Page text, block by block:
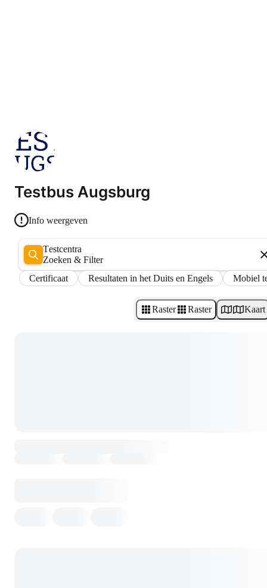
Testbus Augsburg
Info weergeven
Testcentra
Zoeken & Filter
Certificaat
Resultaten in het Duits en Engels Mobiel
Raster Raster Kaart